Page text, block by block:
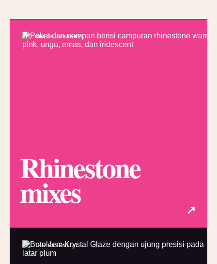
01 / COLOR LIBRARY
Rhinestone
mixes ↗
02 / THE ESSENTIAL